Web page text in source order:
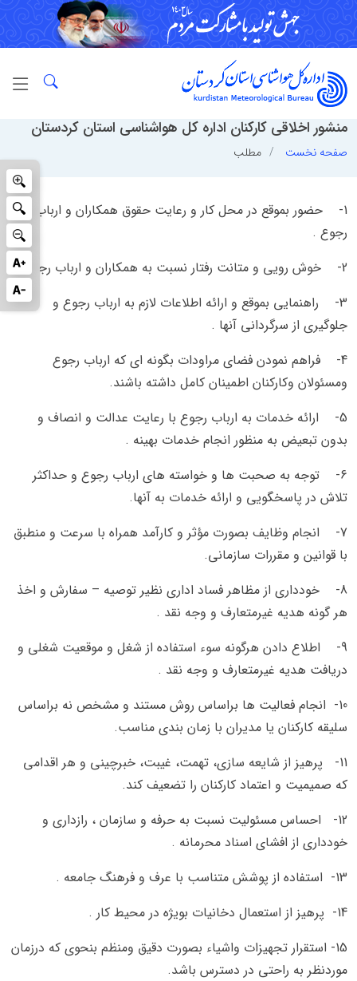
منشور اخلاقی کارکنان اداره کل هواشناسی استان کردستان
صفحه نخست مطلب
1-
حضور بموقع در محل كار و رعايت حقوق همكاران و ارباب
رجوع .
2-
خوش رويي و متانت رفتار نسبت به همكاران و ارباب رجوع .
3-
راهنمايي بموقع و ارائه اطلاعات لازم به ارباب رجوع و
جلوگيري از سرگرداني آنها .
4-
فراهم نمودن فضاي مراودات بگونه اي كه ارباب رجوع
ومسئولان وكاركنان اطمينان كامل داشته باشند.
5-
ارائه خدمات به ارباب رجوع با رعايت عدالت و انصاف و
بدون تبعيض به منظور انجام خدمات بهينه .
6-
توجه به صحبت ها و خواسته هاي ارباب رجوع و حداكثر
تلاش در پاسخگويي و ارائه خدمات به آنها.
7-
انجام وظايف بصورت مؤثر و كارآمد همراه با سرعت و منطبق
با قوانين و مقررات سازماني.
8-
خودداري از مظاهر فساد اداري نظير توصيه – سفارش و اخذ
هر گونه هديه غيرمتعارف و وجه نقد .
9-
اطلاع دادن هرگونه سوء استفاده از شغل و موقعيت شغلي و
دريافت هديه غيرمتعارف و وجه نقد .
10-
انجام فعاليت ها براساس روش مستند و مشخص نه براساس
سليقه كاركنان يا مديران با زمان بندي مناسب.
11-
پرهيز از شايعه سازي، تهمت، غيبت، خبرچيني و هر اقدامي
كه صميميت و اعتماد كاركنان را تضعيف كند.
12-
احساس مسئوليت نسبت به حرفه و سازمان ، رازداري و
خودداري از افشاي اسناد محرمانه .
13-
استفاده از پوشش متناسب با عرف و فرهنگ جامعه .
14-
پرهيز از استعمال دخانيات بويژه در محيط كار .
15- استقرار تجهيزات واشياء بصورت دقيق ومنظم بنحوي كه درزمان
موردنظر به راحتي در دسترس باشد.